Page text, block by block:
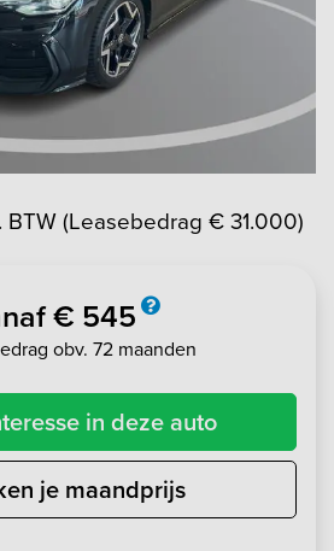
BTW (Leasebedrag € 31.000)
€ 545
obv. 72 maanden
in deze auto
je maandprijs